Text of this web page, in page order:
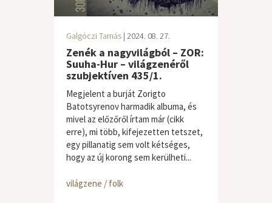
Galgóczi Tamás | 2024. 08. 27.
Zenék a nagyvilágból – ZOR:
Suuha-Hur – világzenéről
szubjektíven 435/1.
Megjelent a burját Zorigto
Batotsyrenov harmadik albuma, és
mivel az előzőről írtam már (cikk
erre), mi több, kifejezetten tetszet,
egy pillanatig sem volt kétséges,
hogy az új korong sem kerülheti...
világzene / folk